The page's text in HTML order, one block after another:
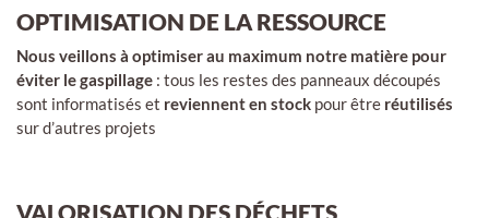
OPTIMISATION DE LA RESSOURCE
Nous veillons à optimiser au maximum notre matière pour
éviter le gaspillage : tous les restes des panneaux découpés
sont informatisés et reviennent en stock pour être réutilisés
sur d’autres projets
VALORISATION DES DÉCHETS